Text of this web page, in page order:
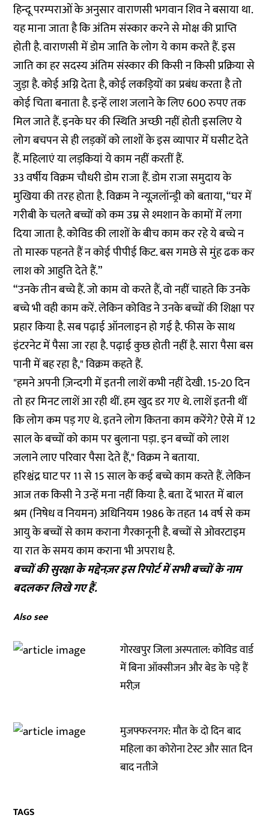
हिन्दू परम्पराओं के अनुसार वाराणसी भगवान शिव ने बसाया था.
यह माना जाता है कि अंतिम संस्कार करने से मोक्ष की प्राप्ति
होती है. वाराणसी में डोम जाति के लोग ये काम करते हैं. इस
जाति का हर सदस्य अंतिम संस्कार की किसी न किसी प्रक्रिया से
जुड़ा है. कोई अग्नि देता है, कोई लकड़ियों का प्रबंध करता है तो
कोई चिता बनाता है. इन्हें लाश जलाने के लिए 600 रुपए तक
मिल जाते हैं. इनके घर की स्थिति अच्छी नहीं होती इसलिए ये
लोग बचपन से ही लड़कों को लाशों के इस व्यापार में घसीट देते
हैं. महिलाएं या लड़कियां ये काम नहीं करतीं हैं.
33 वर्षीय विक्रम चौधरी डोम राजा हैं. डोम राजा समुदाय के
मुखिया की तरह होता है. विक्रम ने न्यूज़लॉन्ड्री को बताया, “घर में
गरीबी के चलते बच्चों को कम उम्र से श्मशान के कामों में लगा
दिया जाता है. कोविड की लाशों के बीच काम कर रहे ये बच्चे न
तो मास्क पहनते हैं न कोई पीपीई किट. बस गमछे से मुंह ढक कर
लाश को आहुति देते हैं.”
“उनके तीन बच्चे हैं. जो काम वो करते हैं, वो नहीं चाहते कि उनके
बच्चे भी वही काम करें. लेकिन कोविड ने उनके बच्चों की शिक्षा पर
प्रहार किया है. सब पढ़ाई ऑनलाइन हो गई है. फीस के साथ
इंटरनेट में पैसा जा रहा है. पढ़ाई कुछ होती नहीं है. सारा पैसा बस
पानी में बह रहा है," विक्रम कहते हैं.
"हमने अपनी ज़िन्दगी में इतनी लाशें कभी नहीं देखी. 15-20 दिन
तो हर मिनट लाशें आ रही थीं. हम खुद डर गए थे. लाशें इतनी थीं
कि लोग कम पड़ गए थे. इतने लोग कितना काम करेंगे? ऐसे में 12
साल के बच्चों को काम पर बुलाना पड़ा. इन बच्चों को लाश
जलाने लाए परिवार पैसा देते हैं," विक्रम ने बताया.
हरिश्चंद्र घाट पर 11 से 15 साल के कई बच्चे काम करते हैं. लेकिन
आज तक किसी ने उन्हें मना नहीं किया है. बता दें भारत में बाल
श्रम (निषेध व नियमन) अधिनियम 1986 के तहत 14 वर्ष से कम
आयु के बच्चों से काम कराना गैरकानूनी है. बच्चों से ओवरटाइम
या रात के समय काम कराना भी अपराध है.
बच्चों की सुरक्षा के मद्देनज़र इस रिपोर्ट में सभी बच्चों के नाम
बदलकर लिखे गए हैं.
Also see
गोरखपुर जिला अस्पताल: कोविड वार्ड
में बिना ऑक्सीजन और बेड के पड़े हैं
मरीज़
मुजफ्फरनगर: मौत के दो दिन बाद
महिला का कोरोना टेस्ट और सात दिन
बाद नतीजे
TAGS